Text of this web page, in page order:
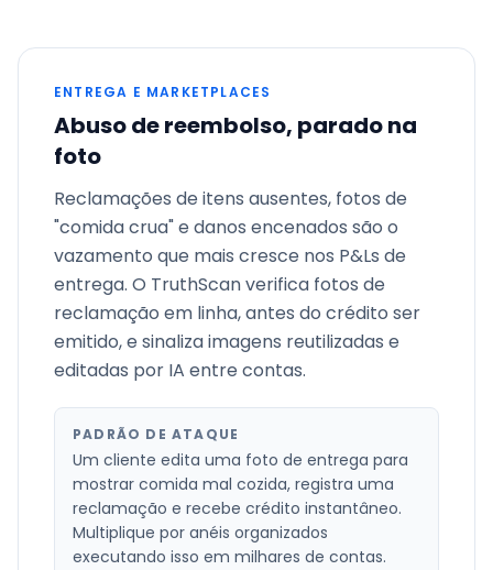
ENTREGA E MARKETPLACES
Abuso de reembolso, parado na
foto
Reclamações de itens ausentes, fotos de
"comida crua" e danos encenados são o
vazamento que mais cresce nos P&Ls de
entrega. O TruthScan verifica fotos de
reclamação em linha, antes do crédito ser
emitido, e sinaliza imagens reutilizadas e
editadas por IA entre contas.
PADRÃO DE ATAQUE
Um cliente edita uma foto de entrega para
mostrar comida mal cozida, registra uma
reclamação e recebe crédito instantâneo.
Multiplique por anéis organizados
executando isso em milhares de contas.